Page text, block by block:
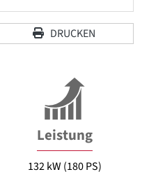
DRUCKEN
Leistung
132 kW (180 PS)